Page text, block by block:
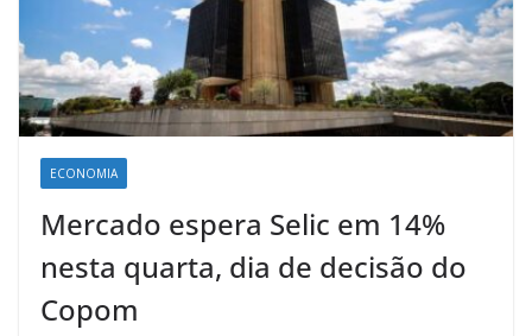
ECONOMIA
Mercado espera Selic em 14%
nesta quarta, dia de decisão do
Copom